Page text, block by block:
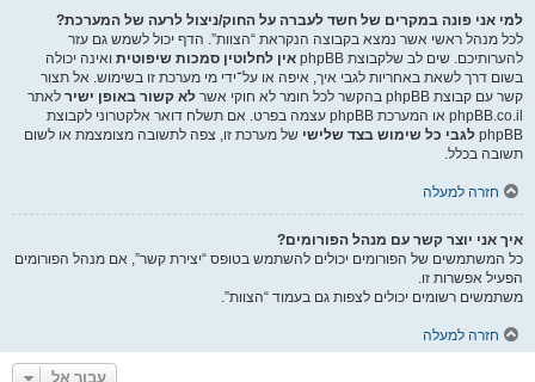
למי אני פונה במקרים של חשד לעברה על החוק/ניצול לרעה של המערכת?
לכל מנהל ראשי אשר נמצא בקבוצה הנקראת “הצוות”. הדף יכול לשמש גם עזר
להערותיכם. שים לב שלקבוצת phpBB
אין לחלוטין סמכות שיפוטית ואינה יכולה
בשום דרך לשאת באחריות לגבי איך, איפה או על־ידי מי מערכת זו בשימוש. אל תצור
קשר עם קבוצת phpBB בהקשר לכל חומר לא חוקי אשר
לא קשור באופן ישיר לאתר
phpBB.co.il או המערכת phpBB עצמה בפרט. אם תשלח דואר אלקטרוני לקבוצת
phpBB לגבי כל שימוש בצד שלישי של מערכת זו, צפה לתשובה מצומצמת או לשום
תשובה בכלל.
חזרה למעלה
איך אני יוצר קשר עם מנהל הפורומים?
כל המשתמשים של הפורומים יכולים להשתמש בטופס “יצירת קשר”, אם מנהל הפורומים
הפעיל אפשרות זו.
משתמשים רשומים יכולים לצפות גם בעמוד “הצוות”.
חזרה למעלה
עבור אל